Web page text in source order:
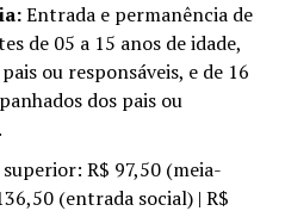
Entrada e permanência de
de 05 a 15 anos de idade,
ou responsáveis, e de 16
dos pais ou
R$ 97,50 (meia-
(entrada social) | R$